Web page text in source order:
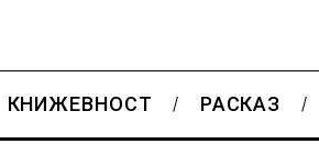
КНИЖЕВНОСТ РАСКАЗ